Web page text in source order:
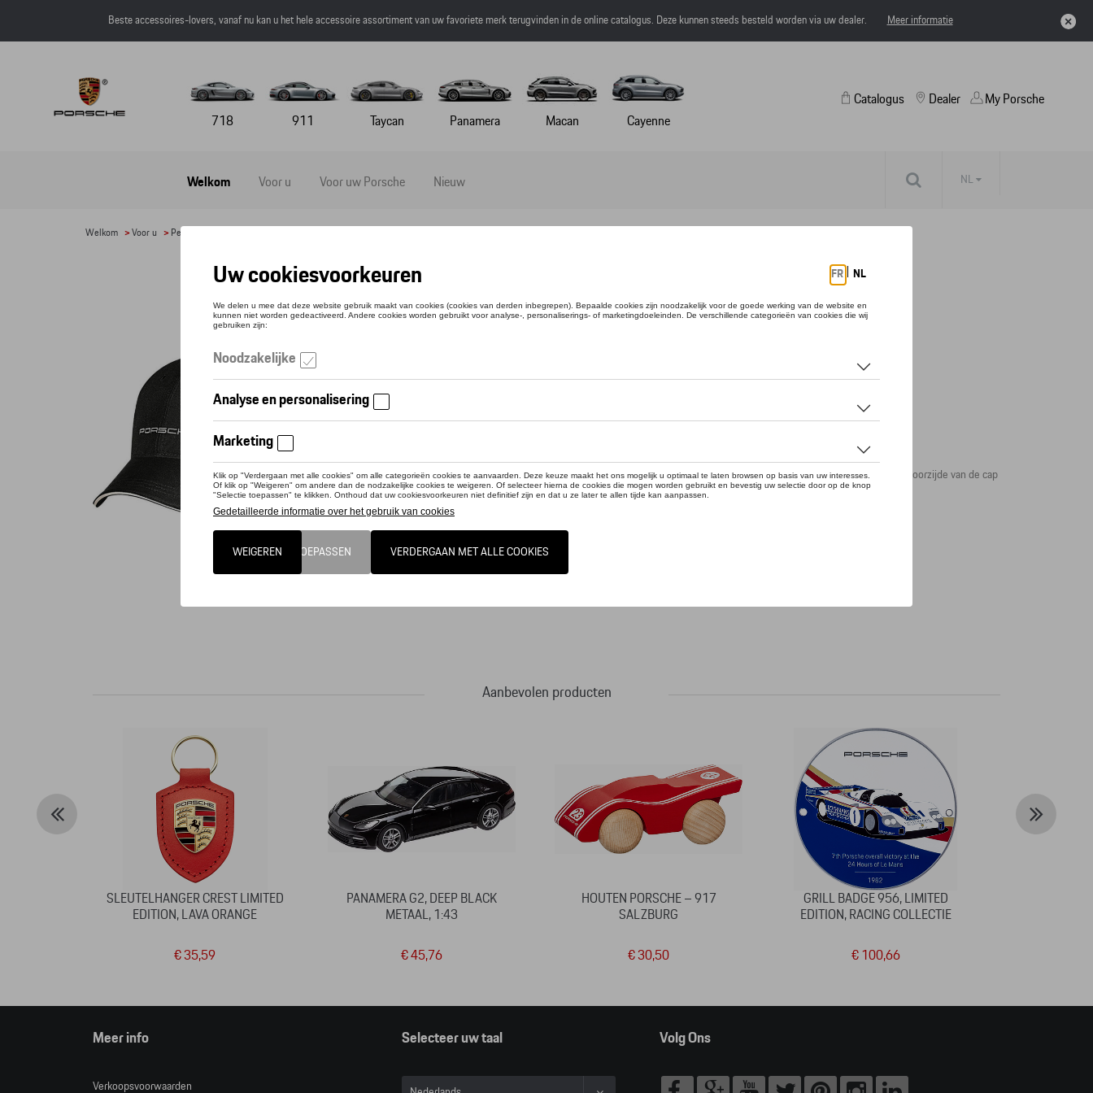
Beste accessoires-lovers, vanaf nu kan u het hele accessoire assortiment van uw favoriete merk terugvinden in de online catalogus. Deze kunnen steeds besteld worden via uw dealer. Meer informatie
718 911 Taycan Panamera Macan Cayenne
Catalogus
Welkom Voor u Voor uw Porsche Nieuw
Dealer My Porsche
NL
Welkom >Voor u > Petten en mutsen
BASEBALL CAP
Referentie: WAP0800020C
Contacteer uw dealer voor beschikbaarheid
Deze Porsche baseball cap valt op door zijn contrasterende naden en sandwich biezen aan voorzijde en zijkant van de klep. Aan de voorzijde van de cap
staat het Porsche logo. Ook de metalen sluiting bevat het Porsche logo. Deze cap past iedereen.
Aanbevolen producten
SLEUTELHANGER CREST LIMITED
EDITION, LAVA ORANGE
€ 35,59
PANAMERA G2, DEEP BLACK
METAAL, 1:43
€ 45,76
HOUTEN PORSCHE – 917
SALZBURG
€ 30,50
GRILL BADGE 956, LIMITED
EDITION, RACING COLLECTIE
€ 100,66
Meer info
Verkoopsvoorwaarden
Selecteer uw taal Volg Ons